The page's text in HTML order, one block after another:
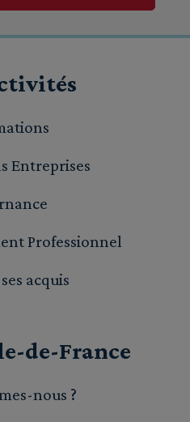
Entreprises
Professionnel
acquis
de-France
nous ?